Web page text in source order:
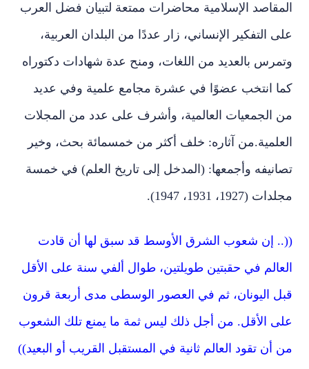
المقاصد الإسلامية محاضرات ممتعة لتبيان فضل العرب
على التفكير الإنساني، زار عددًا من البلدان العربية،
وتمرس بالعديد من اللغات، ومنح عدة شهادات دكتوراه
كما انتخب عضوًا في عشرة مجامع علمية وفي عديد
من الجمعيات العالمية، وأشرف على عدد من المجلات
العلمية.من آثاره: خلف أكثر من خمسمائة بحث، وخير
تصانيفه وأجمعها: (المدخل إلى تاريخ العلم) في خمسة
مجلدات (1927، 1931، 1947).
((.. إن شعوب الشرق الأوسط قد سبق لها أن قادت
العالم في حقبتين طويلتين، طوال ألفي سنة على الأقل
قبل اليونان، ثم في العصور الوسطى مدى أربعة قرون
على الأقل. من أجل ذلك ليس ثمة ما يمنع تلك الشعوب
من أن تقود العالم ثانية في المستقبل القريب أو البعيد))